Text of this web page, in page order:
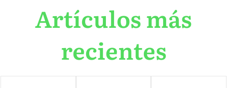
Artículos más
recientes